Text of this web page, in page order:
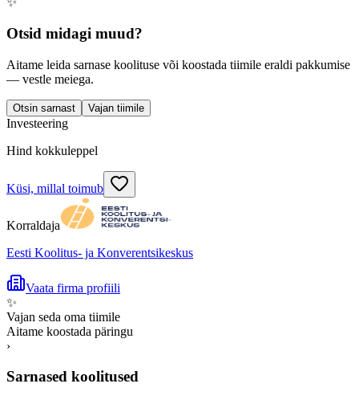
Otsid midagi muud?
Aitame leida sarnase koolituse või koostada tiimile eraldi pakkumise
— vestle meiega.
Otsin sarnast Vajan tiimile
Investeering
Hind kokkuleppel
Küsi, millal toimub
Korraldaja
Eesti Koolitus- ja Konverentsikeskus
Vaata firma profiili
✨
Vajan seda oma tiimile
Aitame koostada päringu
›
Sarnased koolitused